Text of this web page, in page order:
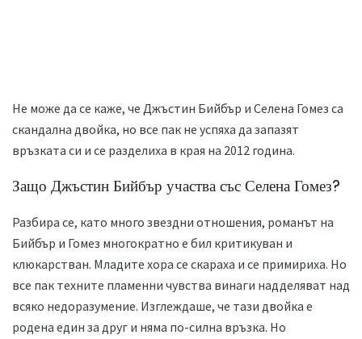
Не може да се каже, че Джъстин Бийбър и Селена Гомез са
скандална двойка, но все пак не успяха да запазят
връзката си и се разделиха в края на 2012 година.
Защо Джъстин Бийбър участва със Селена Гомез?
Разбира се, като много звездни отношения, романът на
Бийбър и Гомез многократно е бил критикуван и
клюкарстван. Младите хора се скараха и се примириха. Но
все пак техните пламенни чувства винаги надделяват над
всяко недоразумение. Изглеждаше, че тази двойка е
родена един за друг и няма по-силна връзка. Но